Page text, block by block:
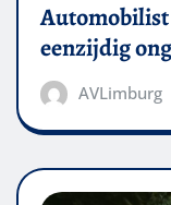
eenzijdig
AVLimburg